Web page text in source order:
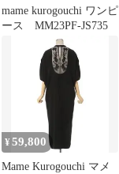
mame kurogouchi ワンピ
ース MM23PF-JS735
¥59,800
Mame Kurogouchi マメ